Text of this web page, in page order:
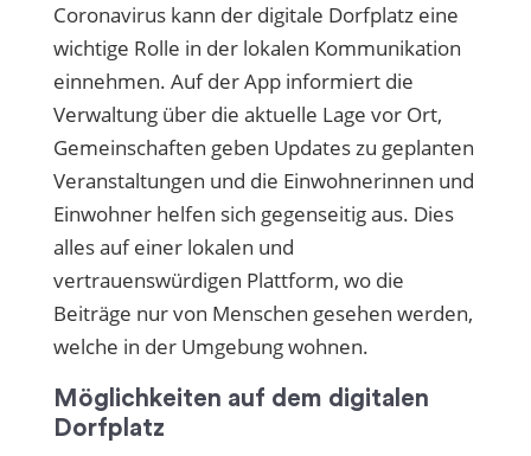
Coronavirus kann der digitale Dorfplatz eine
wichtige Rolle in der lokalen Kommunikation
einnehmen. Auf der App informiert die
Verwaltung über die aktuelle Lage vor Ort,
Gemeinschaften geben Updates zu geplanten
Veranstaltungen und die Einwohnerinnen und
Einwohner helfen sich gegenseitig aus. Dies
alles auf einer lokalen und
vertrauenswürdigen Plattform, wo die
Beiträge nur von Menschen gesehen werden,
welche in der Umgebung wohnen.
Möglichkeiten auf dem digitalen
Dorfplatz